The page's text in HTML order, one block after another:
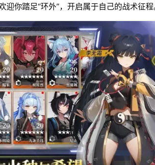
迎你踏足“环外”，开启属于自己的战术征